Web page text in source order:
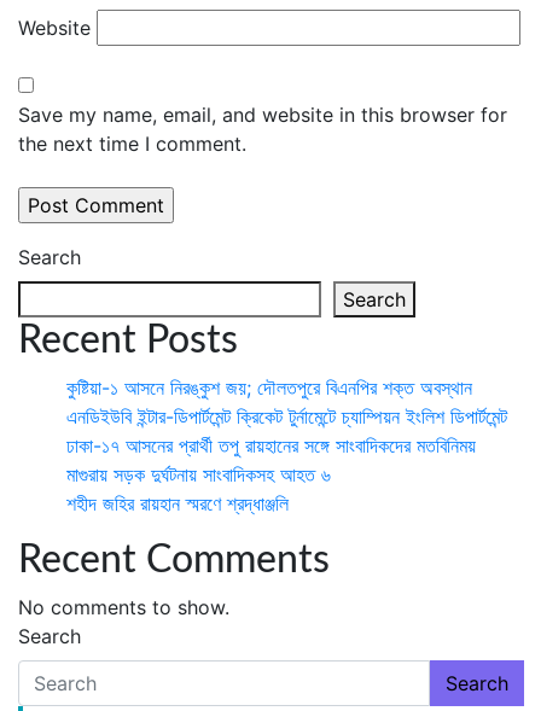
Website
Save my name, email, and website in this browser for
the next time I comment.
Search
Search
Recent Posts
কুষ্টিয়া-১ আসনে নিরঙ্কুশ জয়; দৌলতপুরে বিএনপির শক্ত অবস্থান
এনডিইউবি ইন্টার-ডিপার্টমেন্ট ক্রিকেট টুর্নামেন্টে চ্যাম্পিয়ন ইংলিশ ডিপার্টমেন্ট
ঢাকা-১৭ আসনের প্রার্থী তপু রায়হানের সঙ্গে সাংবাদিকদের মতবিনিময়
মাগুরায় সড়ক দুর্ঘটনায় সাংবাদিকসহ আহত ৬
শহীদ জহির রায়হান স্মরণে শ্রদ্ধাঞ্জলি
Recent Comments
No comments to show.
Search
Search